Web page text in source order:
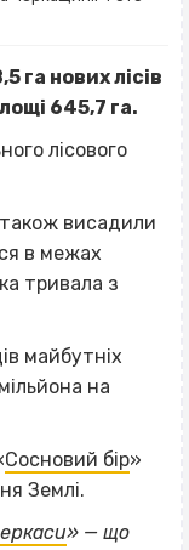
га нових лісів
645,7 га.
лісового
висадили
в межах
тривала з
майбутніх
на
Сосновий бір»
Землі.
» — що